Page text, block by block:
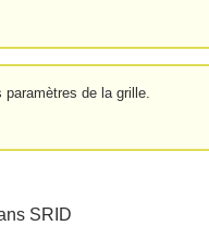
de la grille.
SRID